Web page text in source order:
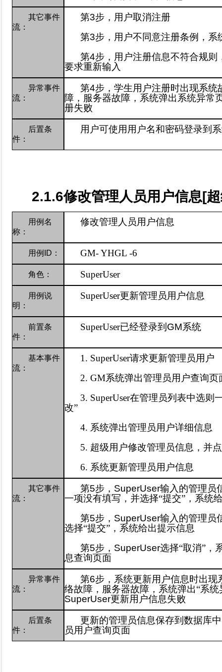
其它事件
流：
第3步， 用户取消注册
第3步，用户不同意注册条例，系
第4步，用户注册信息不符合规则
要求重新输入
异常事件
流：
第4步，学生用户注册时出现系统
障，服务器故障，系统弹出系统异常
册失败
后置条
件：
用户可使用用户名和密码登录到
2.1.6修改管理人员用户信息[
用例名
称：
修改管理人员用户信息
用例 ID ： GM-YHGL -6
角色： SuperUser
用例说
明：
SuperUser更新管理员用户信息
前置条
件：
SuperUser已经登录到 GM系统
基本事件
流：
1. SuperUser请求更新管理员用户
2. GM系统弹出管理员用户查询页
3. SuperUser在管理员列表中选则
改”
4. 系统弹出管理员用户详细信息
5. 超级用户修改管理员信息，并
6. 系统更新管理员用户信息
其它事件
流：
第5步， SuperUser输入的管理员
一项没有填写，并选择“提交”，系统
第5步， SuperUser输入的管理员
选择“提交”，系统给出提示信息
第5步， SuperUser选择“取消”，
息查询页面
异常事件
流：
第6步，系统更新用户信息时出现
络故障，服务器故障，系统弹出“系
SuperUser更新用户信息失败
后置条
件：
更新的管理员信息保存到数据库
员用户查询页面